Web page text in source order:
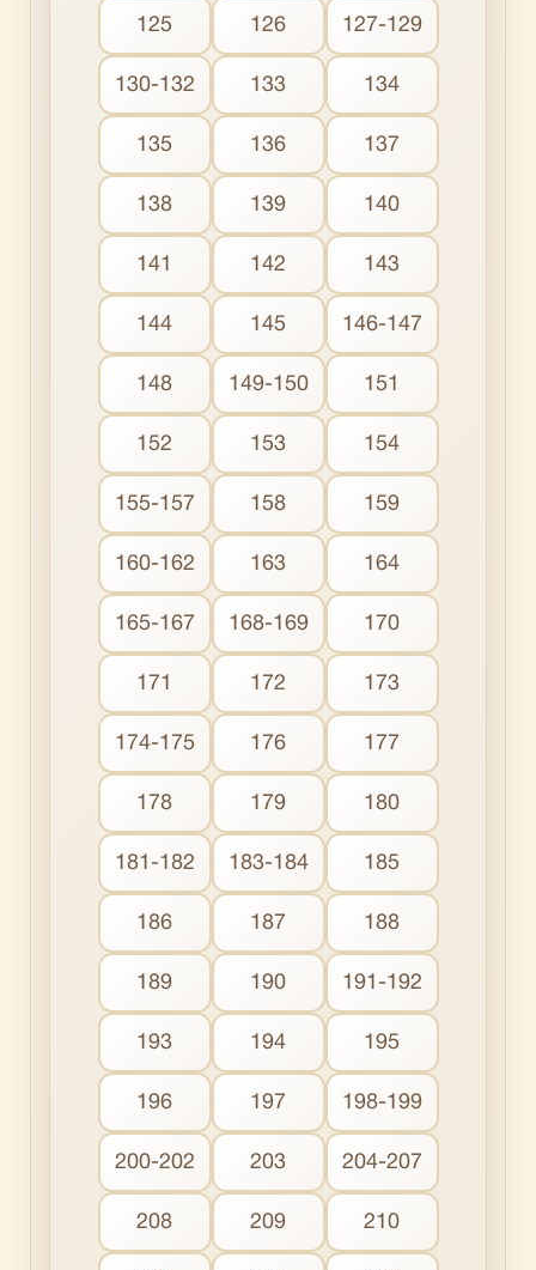
125 126 127-129
130-132 133 134
135 136 137
138 139 140
141 142 143
144 145 146-147
148 149-150 151
152 153 154
155-157 158 159
160-162 163 164
165-167 168-169 170
171 172 173
174-175 176 177
178 179 180
181-182 183-184 185
186 187 188
189 190 191-192
193 194 195
196 197 198-199
200-202 203 204-207
208 209 210